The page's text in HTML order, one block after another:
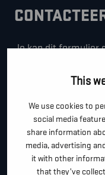
This
We use cookies to
social media
share information
media, advertising
it with other
that they’ve
Je kan dit formulier
hallo te zeggen.
" geeft vereiste
VOOR- EN